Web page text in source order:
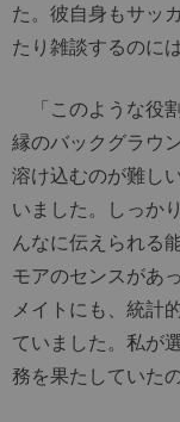
た。彼自身もサッ
たり雑談するのに
「このような役
縁のバックグラウ
溶け込むのが難し
いました。しっか
んなに伝えられる
モアのセンスがあ
メイトにも、統計
ていました。私が
務を果たしていた